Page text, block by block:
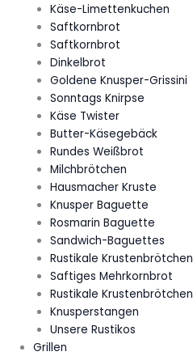
Käse-Limettenkuchen
Saftkornbrot
Saftkornbrot
Dinkelbrot
Goldene Knusper-Grissini
Sonntags Knirpse
Käse Twister
Butter-Käsegebäck
Rundes Weißbrot
Milchbrötchen
Hausmacher Kruste
Knusper Baguette
Rosmarin Baguette
Sandwich-Baguettes
Rustikale Krustenbrötchen
Saftiges Mehrkornbrot
Rustikale Krustenbrötchen
Knusperstangen
Unsere Rustikos
Grillen